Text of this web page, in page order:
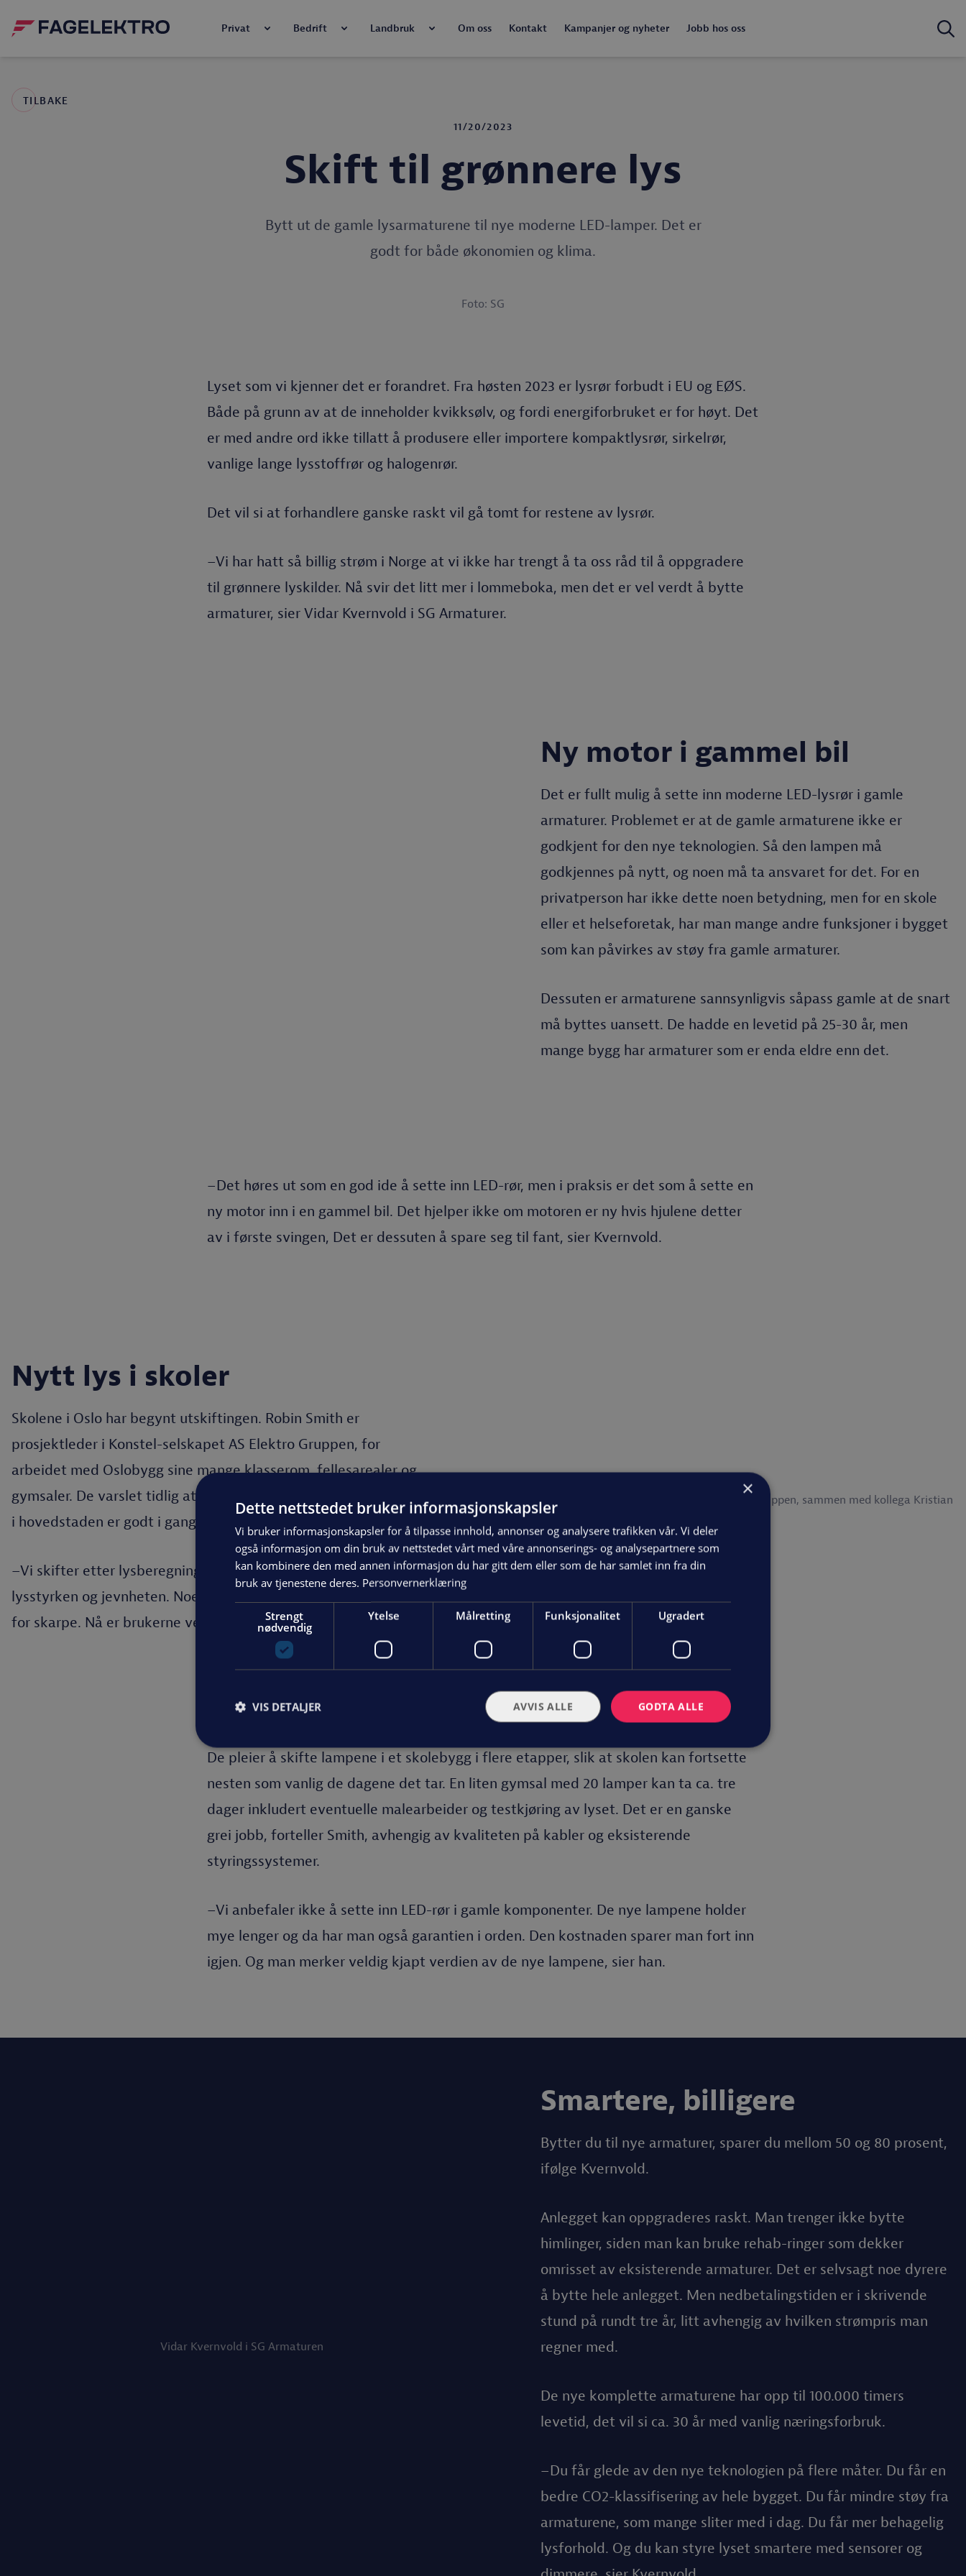
Privat Bedrift Landbruk Om oss Kontakt Kampanjer og nyheter Jobb hos oss
TILBAKE
11/20/2023
Skift til grønnere lys
Bytt ut de gamle lysarmaturene til nye moderne LED-lamper. Det er
godt for både økonomien og klima.
Foto: SG
Lyset som vi kjenner det er forandret. Fra høsten 2023 er lysrør forbudt i EU og EØS.
Både på grunn av at de inneholder kvikksølv, og fordi energiforbruket er for høyt. Det
er med andre ord ikke tillatt å produsere eller importere kompaktlysrør, sirkelrør,
vanlige lange lysstoffrør og halogenrør.
Det vil si at forhandlere ganske raskt vil gå tomt for restene av lysrør.
–Vi har hatt så billig strøm i Norge at vi ikke har trengt å ta oss råd til å oppgradere
til grønnere lyskilder. Nå svir det litt mer i lommeboka, men det er vel verdt å bytte
armaturer, sier Vidar Kvernvold i SG Armaturer.
Ny motor i gammel bil
Det er fullt mulig å sette inn moderne LED-lysrør i gamle
armaturer. Problemet er at de gamle armaturene ikke er
godkjent for den nye teknologien. Så den lampen må
godkjennes på nytt, og noen må ta ansvaret for det. For en
privatperson har ikke dette noen betydning, men for en skole
eller et helseforetak, har man mange andre funksjoner i bygget
som kan påvirkes av støy fra gamle armaturer.
Dessuten er armaturene sannsynligvis såpass gamle at de snart
må byttes uansett. De hadde en levetid på 25-30 år, men
mange bygg har armaturer som er enda eldre enn det.
–Det høres ut som en god ide å sette inn LED-rør, men i praksis er det som å sette en
ny motor inn i en gammel bil. Det hjelper ikke om motoren er ny hvis hjulene detter
av i første svingen, Det er dessuten å spare seg til fant, sier Kvernvold.
Robin Smith (t.h) fra Konstel-selskapet AS Elektro Gruppen, sammen med kollega Kristian
Nytt lys i skoler
Skolene i Oslo har begynt utskiftingen. Robin Smith er
prosjektleder i Konstel-selskapet AS Elektro Gruppen, for
arbeidet med Oslobygg sine mange klasserom, fellesarealer og
gymsaler. De varslet tidlig at lysrør ville fases ut, så utskiftingen
i hovedstaden er godt i gang.
–Vi skifter etter lysberegninger slik at rommene får den riktige
lysstyrken og jevnheten. Noen rom var veldig mørke, andre var
for skarpe. Nå er brukerne veldig fornøyde, sier Smith.
De pleier å skifte lampene i et skolebygg i flere etapper, slik at skolen kan fortsette
nesten som vanlig de dagene det tar. En liten gymsal med 20 lamper kan ta ca. tre
dager inkludert eventuelle malearbeider og testkjøring av lyset. Det er en ganske
grei jobb, forteller Smith, avhengig av kvaliteten på kabler og eksisterende
styringssystemer.
–Vi anbefaler ikke å sette inn LED-rør i gamle komponenter. De nye lampene holder
mye lenger og da har man også garantien i orden. Den kostnaden sparer man fort inn
igjen. Og man merker veldig kjapt verdien av de nye lampene, sier han.
Vidar Kvernvold i SG Armaturen
Smartere, billigere
Bytter du til nye armaturer, sparer du mellom 50 og 80 prosent,
ifølge Kvernvold.
Anlegget kan oppgraderes raskt. Man trenger ikke bytte
himlinger, siden man kan bruke rehab-ringer som dekker
omrisset av eksisterende armaturer. Det er selvsagt noe dyrere
å bytte hele anlegget. Men nedbetalingstiden er i skrivende
stund på rundt tre år, litt avhengig av hvilken strømpris man
regner med.
De nye komplette armaturene har opp til 100.000 timers
levetid, det vil si ca. 30 år med vanlig næringsforbruk.
–Du får glede av den nye teknologien på flere måter. Du får en
bedre CO2-klassifisering av hele bygget. Du får mindre støy fra
armaturene, som mange sliter med i dag. Du får mer behagelig
lysforhold. Og du kan styre lyset smartere med sensorer og
×
Dette nettstedet bruker informasjonskapsler
Vi bruker informasjonskapsler for å tilpasse innhold, annonser og analysere trafikken vår. Vi deler
også informasjon om din bruk av nettstedet vårt med våre annonserings- og analysepartnere som
kan kombinere den med annen informasjon du har gitt dem eller som de har samlet inn fra din
bruk av tjenestene deres. Personvernerklæring
Strengt
nødvendig
Ytelse Målretting Funksjonalitet Ugradert
GODTA ALLE
AVVIS ALLE
VIS DETALJER